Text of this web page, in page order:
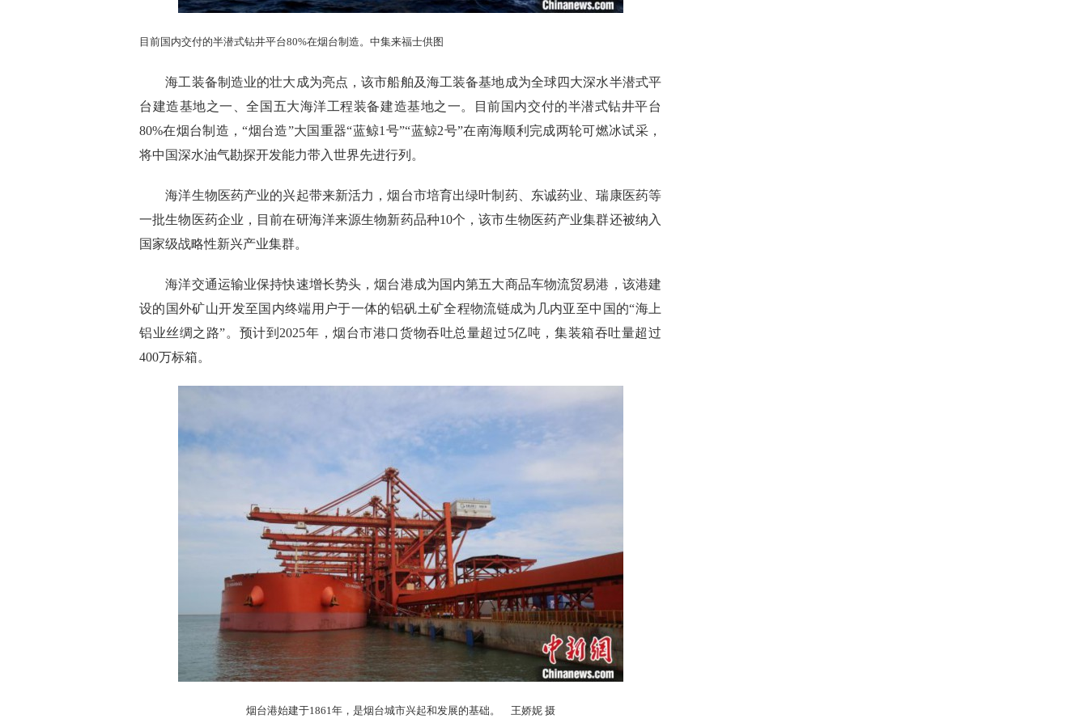
目前国内交付的半潜式钻井平台80%在烟台制造。中集来福士供图
海工装备制造业的壮大成为亮点，该市船舶及海工装备基地成为全球四大深水半潜式平
台建造基地之一、全国五大海洋工程装备建造基地之一。目前国内交付的半潜式钻井平台
80%在烟台制造，“烟台造”大国重器“蓝鲸1号”“蓝鲸2号”在南海顺利完成两轮可燃冰试采，
将中国深水油气勘探开发能力带入世界先进行列。
海洋生物医药产业的兴起带来新活力，烟台市培育出绿叶制药、东诚药业、瑞康医药等
一批生物医药企业，目前在研海洋来源生物新药品种10个，该市生物医药产业集群还被纳入
国家级战略性新兴产业集群。
海洋交通运输业保持快速增长势头，烟台港成为国内第五大商品车物流贸易港，该港建
设的国外矿山开发至国内终端用户于一体的铝矾土矿全程物流链成为几内亚至中国的“海上
铝业丝绸之路”。预计到2025年，烟台市港口货物吞吐总量超过5亿吨，集装箱吞吐量超过
400万标箱。
烟台港始建于1861年，是烟台城市兴起和发展的基础。 王娇妮 摄